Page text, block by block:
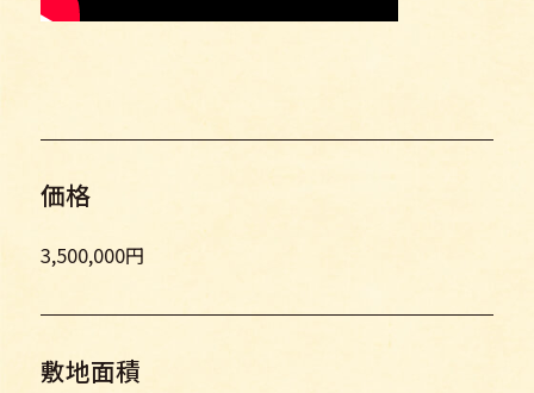
価格
3,500,000円
敷地面積